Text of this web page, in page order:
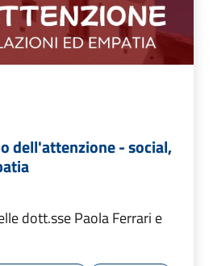
dell'attenzione - social,
dott.sse Paola Ferrari e